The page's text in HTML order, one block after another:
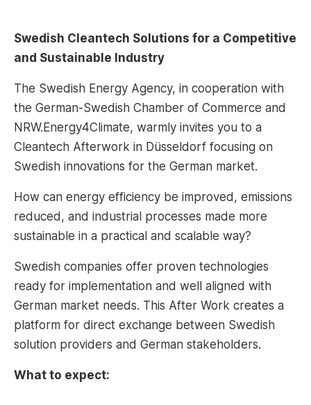
Swedish Cleantech Solutions for a Competitive
and Sustainable Industry
The Swedish Energy Agency, in cooperation with
the German-Swedish Chamber of Commerce and
NRW.Energy4Climate, warmly invites you to a
Cleantech Afterwork in Düsseldorf focusing on
Swedish innovations for the German market.
How can energy efficiency be improved, emissions
reduced, and industrial processes made more
sustainable in a practical and scalable way?
Swedish companies offer proven technologies
ready for implementation and well aligned with
German market needs. This After Work creates a
platform for direct exchange between Swedish
solution providers and German stakeholders.
What to expect: